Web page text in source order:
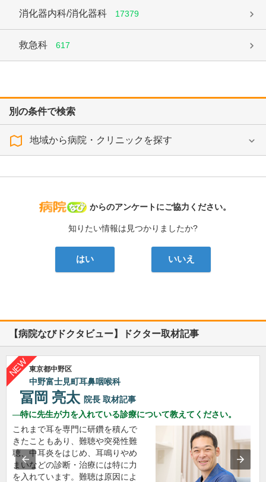
消化器内科/消化器科 17379
救急科 617
別の条件で検索
地域から病院・クリニックを探す
病院なび
からのアンケートにご協力ください。
知りたい情報は見つかりましたか?
はい いいえ
【病院なびドクタビュー】ドクター取材記事
東京都中野区
中野富士見町耳鼻咽喉科
冨岡 亮太 院長 取材記事
特に先生が力を入れている診療について教えてください。
これまで耳を専門に研鑽を積んで
きたこともあり、難聴や突発性難
聴、中耳炎をはじめ、耳鳴りやめ
まいなどの診断・治療には特に力
を入れています。難聴は原因によ